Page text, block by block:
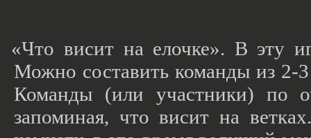
«Что висит на елочке». В эту
Можно составить команды из 2-
Команды (или участники) по
запоминая, что висит на